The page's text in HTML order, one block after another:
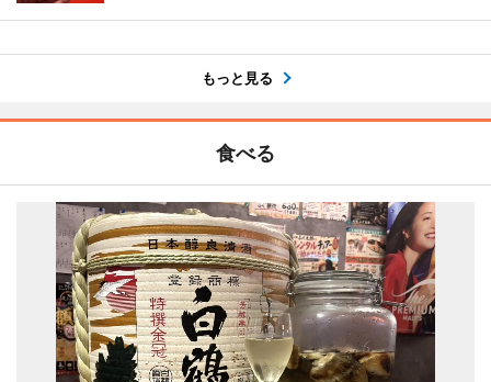
もっと見る
食べる